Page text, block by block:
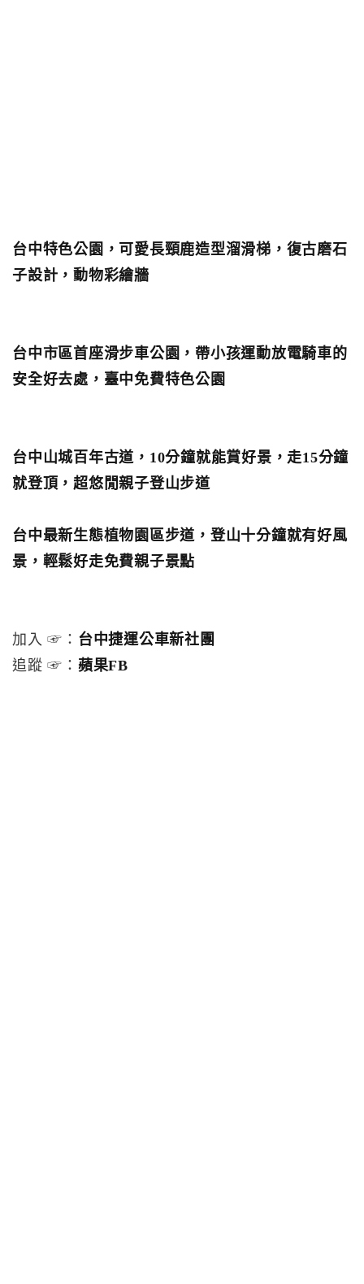
台中特色公園，可愛長頸鹿造型溜滑梯，復古磨石
子設計，動物彩繪牆
台中市區首座滑步車公園，帶小孩運動放電騎車的
安全好去處，臺中免費特色公園
台中山城百年古道，10分鐘就能賞好景，走15分鐘
就登頂，超悠閒親子登山步道
台中最新生態植物園區步道，登山十分鐘就有好風
景，輕鬆好走免費親子景點
加入 ☞： 台中捷運公車新社團
追蹤 ☞： 蘋果FB